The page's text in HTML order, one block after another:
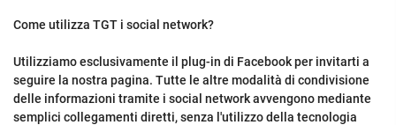
Come utilizza TGT i social network?
Utilizziamo esclusivamente il plug-in di Facebook per invitarti a
seguire la nostra pagina. Tutte le altre modalità di condivisione
delle informazioni tramite i social network avvengono mediante
semplici collegamenti diretti, senza l'utilizzo della tecnologia